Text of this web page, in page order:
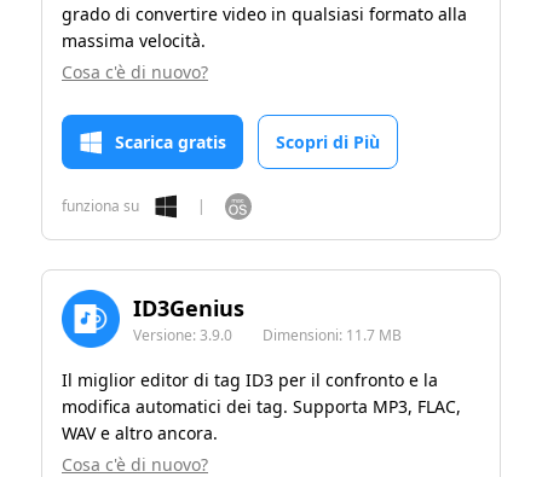
grado di convertire video in qualsiasi formato alla
massima velocità.
Cosa c'è di nuovo?
Scarica gratis Scopri di Più
funziona su |
ID3Genius
Versione: 3.9.0 Dimensioni: 11.7 MB
Il miglior editor di tag ID3 per il confronto e la
modifica automatici dei tag. Supporta MP3, FLAC,
WAV e altro ancora.
Cosa c'è di nuovo?